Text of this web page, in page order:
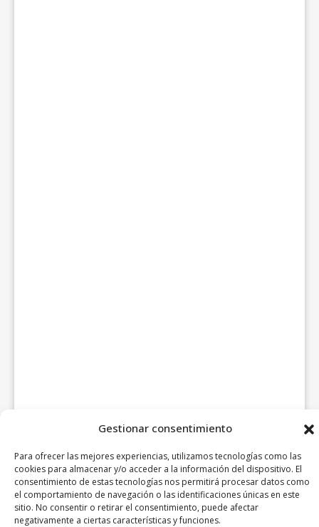
Gestionar consentimiento
Para ofrecer las mejores experiencias, utilizamos tecnologías como las
cookies para almacenar y/o acceder a la información del dispositivo. El
consentimiento de estas tecnologías nos permitirá procesar datos como
el comportamiento de navegación o las identificaciones únicas en este
sitio. No consentir o retirar el consentimiento, puede afectar
negativamente a ciertas características y funciones.